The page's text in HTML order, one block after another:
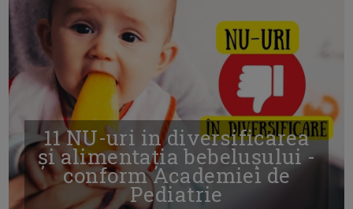
11 NU-uri in diversificarea
și alimentația bebelușului -
conform Academiei de
Pediatrie